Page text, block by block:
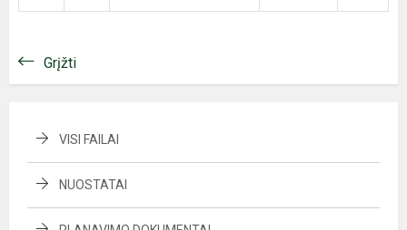
Grįžti
VISI FAILAI
NUOSTATAI